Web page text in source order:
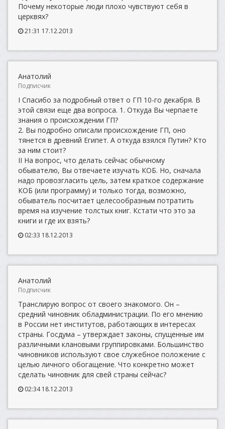
Почему некоторые люди плохо чувствуют себя в
церквях?
21:31 17.12.2013
Анатолий
Подписчик
I Спасибо за подробный ответ о ГП 10-го декабря. В
этой связи еще два вопроса. 1. Откуда Вы черпаете
знания о происхождении ГП?
2. Вы подробно описали происхождение ГП, оно
тянется в древний Египет. А откуда взялся Путин? Кто
за ним стоит?
II На вопрос, что делать сейчас обычному
обывателю, Вы отвечаете изучать КОБ. Но, сначала
надо провозгласить цель, затем краткое содержание
КОБ (или программу) и только тогда, возможно,
обыватель посчитает целесообразным потратить
время на изучение толстых книг. Кстати что это за
книги и где их взять?
02:33 18.12.2013
Анатолий
Подписчик
Транслирую вопрос от своего знакомого. Он –
средний чиновник обладминистрации. По его мнению
в России нет институтов, работающих в интересах
страны. Госдума – утверждает законы, спущенные им
различными клановыми группировками. Большинство
чиновников используют свое служебное положение с
целью личного обогащение. Что конкретно может
сделать чиновник для свей страны сейчас?
02:34 18.12.2013